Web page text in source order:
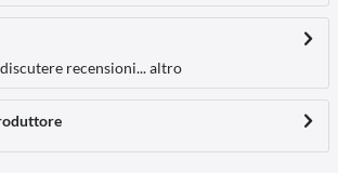
recensioni...altro